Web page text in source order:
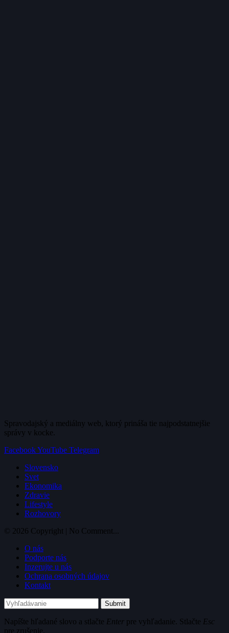
Spravodajský a mediálny web, ktorý prináša tie najpodstatnejšie
správy v kocke.
FacebookYouTube Telegram
Slovensko
Svet
Ekonomika
Zdravie
Lifestyle
Rozhovory
© 2026 Copyright | No Comment...
O nás
Podporte nás
Inzerujte u nás
Ochrana osobných údajov
Kontakt
Submit
Napíšte hľadané slovo a stlačte Enter pre vyhľadanie. Stlačte Esc
pre zrušenie.